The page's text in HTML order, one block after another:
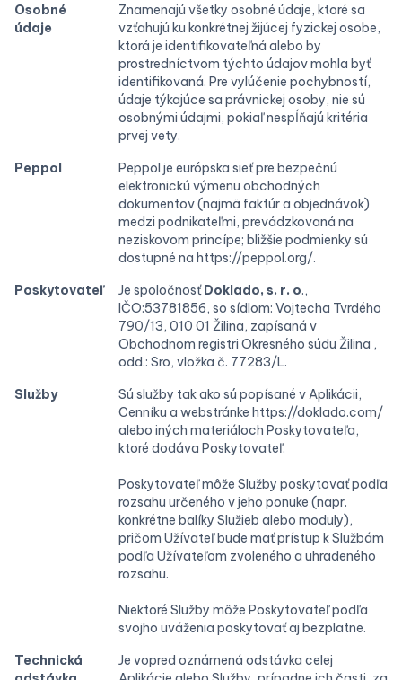
Osobné
údaje
Znamenajú všetky osobné údaje, ktoré sa
vzťahujú ku konkrétnej žijúcej fyzickej osobe,
ktorá je identifikovateľná alebo by
prostredníctvom týchto údajov mohla byť
identifikovaná. Pre vylúčenie pochybností,
údaje týkajúce sa právnickej osoby, nie sú
osobnými údajmi, pokiaľ nespĺňajú kritéria
prvej vety.
Peppol
Peppol je európska sieť pre bezpečnú
elektronickú výmenu obchodných
dokumentov (najmä faktúr a objednávok)
medzi podnikateľmi, prevádzkovaná na
neziskovom princípe; bližšie podmienky sú
dostupné na https://peppol.org/.
Poskytovateľ
Je spoločnosťDoklado, s. r. o.,
IČO:53781856, so sídlom: Vojtecha Tvrdého
790/13, 010 01 Žilina, zapísaná v
Obchodnom registri Okresného súdu Žilina ,
odd.: Sro, vložka č. 77283/L.
Služby
Sú služby tak ako sú popísané v Aplikácii,
Cenníku a webstránke https://doklado.com/
alebo iných materiáloch Poskytovateľa,
ktoré dodáva Poskytovateľ.
Poskytovateľ môže Služby poskytovať podľa
rozsahu určeného v jeho ponuke (napr.
konkrétne balíky Služieb alebo moduly),
pričom Užívateľ bude mať prístup k Službám
podľa Užívateľom zvoleného a uhradeného
rozsahu.
Niektoré Služby môže Poskytovateľ podľa
svojho uváženia poskytovať aj bezplatne.
Technická
Je vopred oznámená odstávka celej